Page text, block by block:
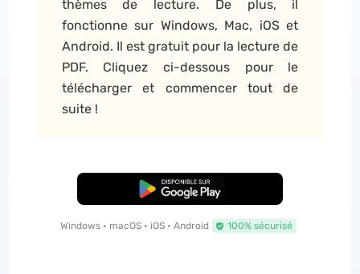
thèmes de lecture. De plus, il
fonctionne sur Windows, Mac, iOS et
Android. Il est gratuit pour la lecture de
PDF. Cliquez ci-dessous pour le
télécharger et commencer tout de
suite !
TÉLÉCHARGER
Windows • macOS • iOS • Android 100% sécurisé